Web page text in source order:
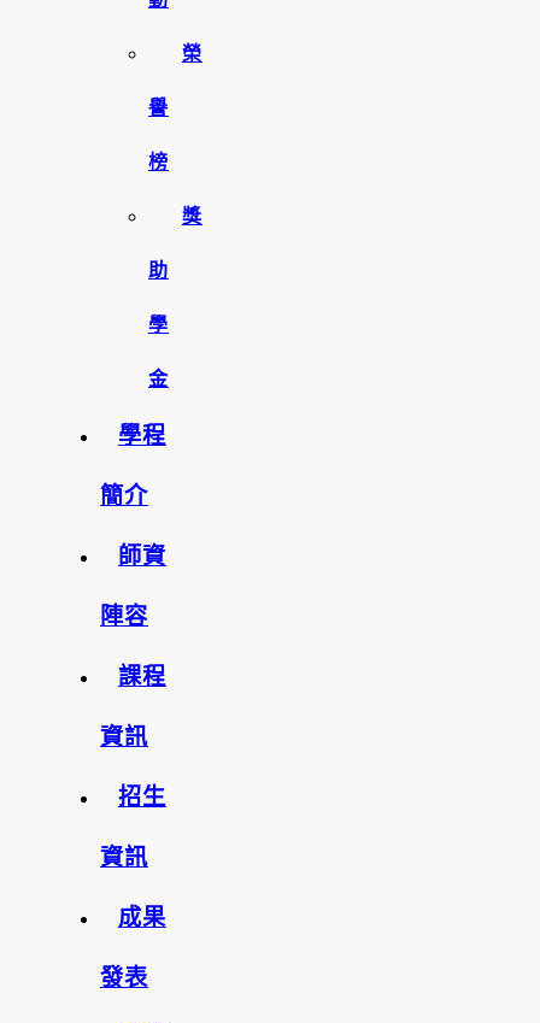
榮
譽
榜
獎
助
學
金
學程
簡介
師資
陣容
課程
資訊
招生
資訊
成果
發表